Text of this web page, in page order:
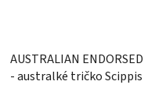
AUSTRALIAN ENDORSED
- australké tričko Scippis